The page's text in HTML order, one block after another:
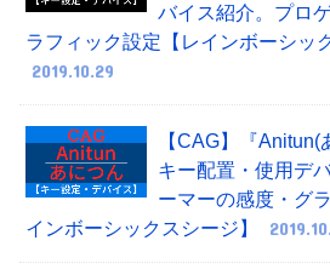
バイス紹介。プロ
ラフィック設定【レインボーシッ
2019.10.29
【CAG】『
キー配置・使用デ
ーマーの感度・グ
インボーシックスシージ】